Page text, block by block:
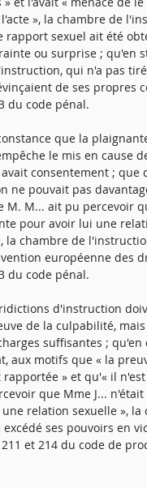
», la chambre de
rapport sexuel ait été
ou surprise ; qu'en
qui n'a pas
de ses propres
du code pénal.
que la
le mis en cause
consentement ; que
ne pouvait pas
M. M... ait pu percevoir
pour avoir lui une
la chambre de
européenne des
du code pénal.
d'instruction
de la culpabilité,
suffisantes ;
aux motifs que « la
» et qu'« il
que Mme J...
relation sexuelle », la
ses pouvoirs en
211 et 214 du code de